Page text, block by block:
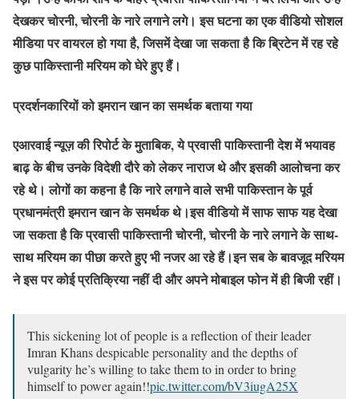
देखकर चोरनी, चोरनी के नारे लगाने लगे। इस घटना का एक वीडियो सोशल
मीडिया पर वायरल हो गया है, जिसमें देखा जा सकता है कि ब्रिटेन में रह रहे
कुछ पाकिस्तानी मरियम को घेरे हुए हैं।
प्रदर्शनकारियों को इमरान खान का समर्थक बताया गया
एआरवाई न्यूज़ की रिपोर्ट के मुताबिक, ये प्रवासी पाकिस्तानी देश में भयावह
बाढ़ के बीच उनके विदेशी दौरे को लेकर नाराज थे और इसकी आलोचना कर
रहे थे। लोगों का कहना है कि नारे लगाने वाले सभी पाकिस्तान के पूर्व
प्रधानमंत्री इमरान खान के समर्थक थे।इस वीडियो में साफ साफ यह देखा
जा सकता है कि प्रवासी पाकिस्तानी चोरनी, चोरनी के नारे लगाने के साथ-
साथ मरियम का पीछा करते हुए भी नजर आ रहे हैं।इन सब के बावजूद मरियम
ने इस पर कोई प्रतिक्रिया नहीं दी और अपने मोबाइल फोन में ही बिजी रहीं।
This sickening lot of people is a reflection of their leader
Imran Khans despicable personality and the depths of
vulgarity he’s willing to take them to in order to bring
himself to power again!!pic.twitter.com/bV3iugA25X